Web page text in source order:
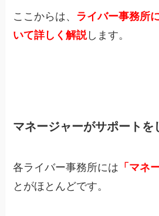
ここからは、 ライバー事務所
いて詳しく解説します。
マネージャーがサポートを
各ライバー事務所には 「マネ
とがほとんどです。